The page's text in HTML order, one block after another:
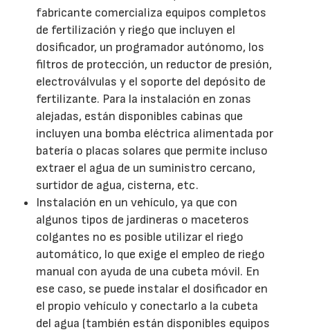
fabricante comercializa equipos completos
de fertilización y riego que incluyen el
dosificador, un programador autónomo, los
filtros de protección, un reductor de presión,
electroválvulas y el soporte del depósito de
fertilizante. Para la instalación en zonas
alejadas, están disponibles cabinas que
incluyen una bomba eléctrica alimentada por
batería o placas solares que permite incluso
extraer el agua de un suministro cercano,
surtidor de agua, cisterna, etc.
Instalación en un vehículo, ya que con
algunos tipos de jardineras o maceteros
colgantes no es posible utilizar el riego
automático, lo que exige el empleo de riego
manual con ayuda de una cubeta móvil. En
ese caso, se puede instalar el dosificador en
el propio vehículo y conectarlo a la cubeta
del agua (también están disponibles equipos